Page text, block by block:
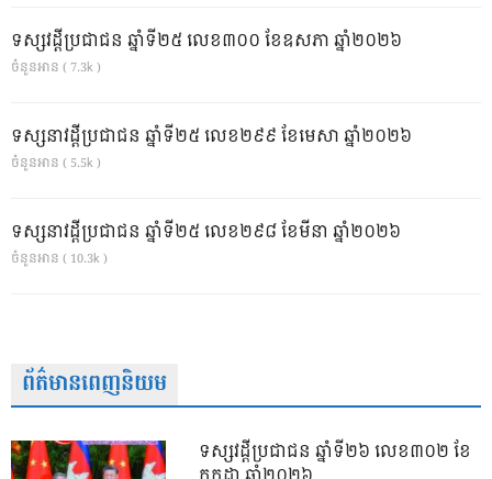
ទស្សវដ្តីប្រជាជន ឆ្នាំទី២៥ លេខ៣០០ ខែឧសភា ឆ្នាំ២០២៦
ចំនួនអាន ( 7.3k )
ទស្សនាវដ្ដីប្រជាជន ឆ្នាំទី២៥ លេខ២៩៩ ខែមេសា ឆ្នាំ២០២៦
ចំនួនអាន ( 5.5k )
ទស្សនាវដ្ដីប្រជាជន ឆ្នាំទី២៥ លេខ២៩៨ ខែមីនា ឆ្នាំ២០២៦
ចំនួនអាន ( 10.3k )
ព័ត៌មានពេញនិយម
ទស្សវដ្តីប្រជាជន ឆ្នាំទី២៦ លេខ៣០២ ខែ